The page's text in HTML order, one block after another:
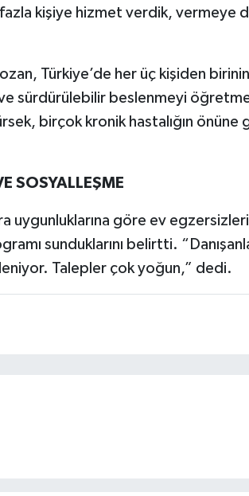
kişiye hizmet verdik, vermeye
Türkiye’de her üç kişiden
sürdürülebilir beslenmeyi
birçok kronik hastalığın önüne
SOSYALLEŞME
uygunluklarına göre ev
sunduklarını belirtti.
Talepler çok yoğun,” dedi.